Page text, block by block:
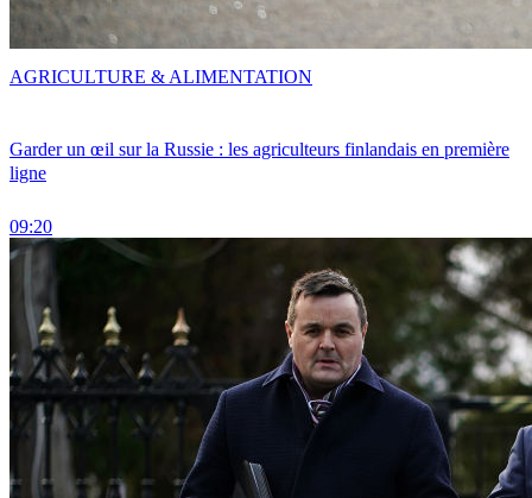
Garder un œil sur la Russie : les agriculteurs finlandais en première
ligne
09:20
AGRICULTURE & ALIMENTATION